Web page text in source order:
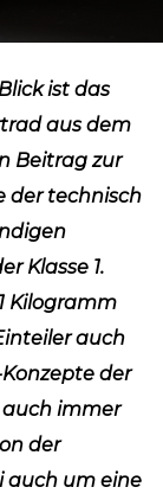
ist das
aus dem
Beitrag zur
der technisch
Klasse 1.
Kilogramm
auch
der
auch immer
der
auch um eine